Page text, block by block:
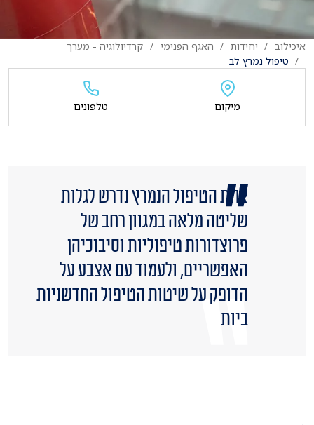
איכילוב יחידות האגף הפנימי
קרדיולוגיה - מערך
טיפול נמרץ לב
צוות הטיפול הנמרץ נדרש לגלות
שליטה מלאה במגוון רחב של
פרוצדורות טיפוליות וסיבוכיהן
האפשריים, ולעמוד עם אצבע על
הדופק על שיטות הטיפול החדשניות
ביות
מיקום טלפונים